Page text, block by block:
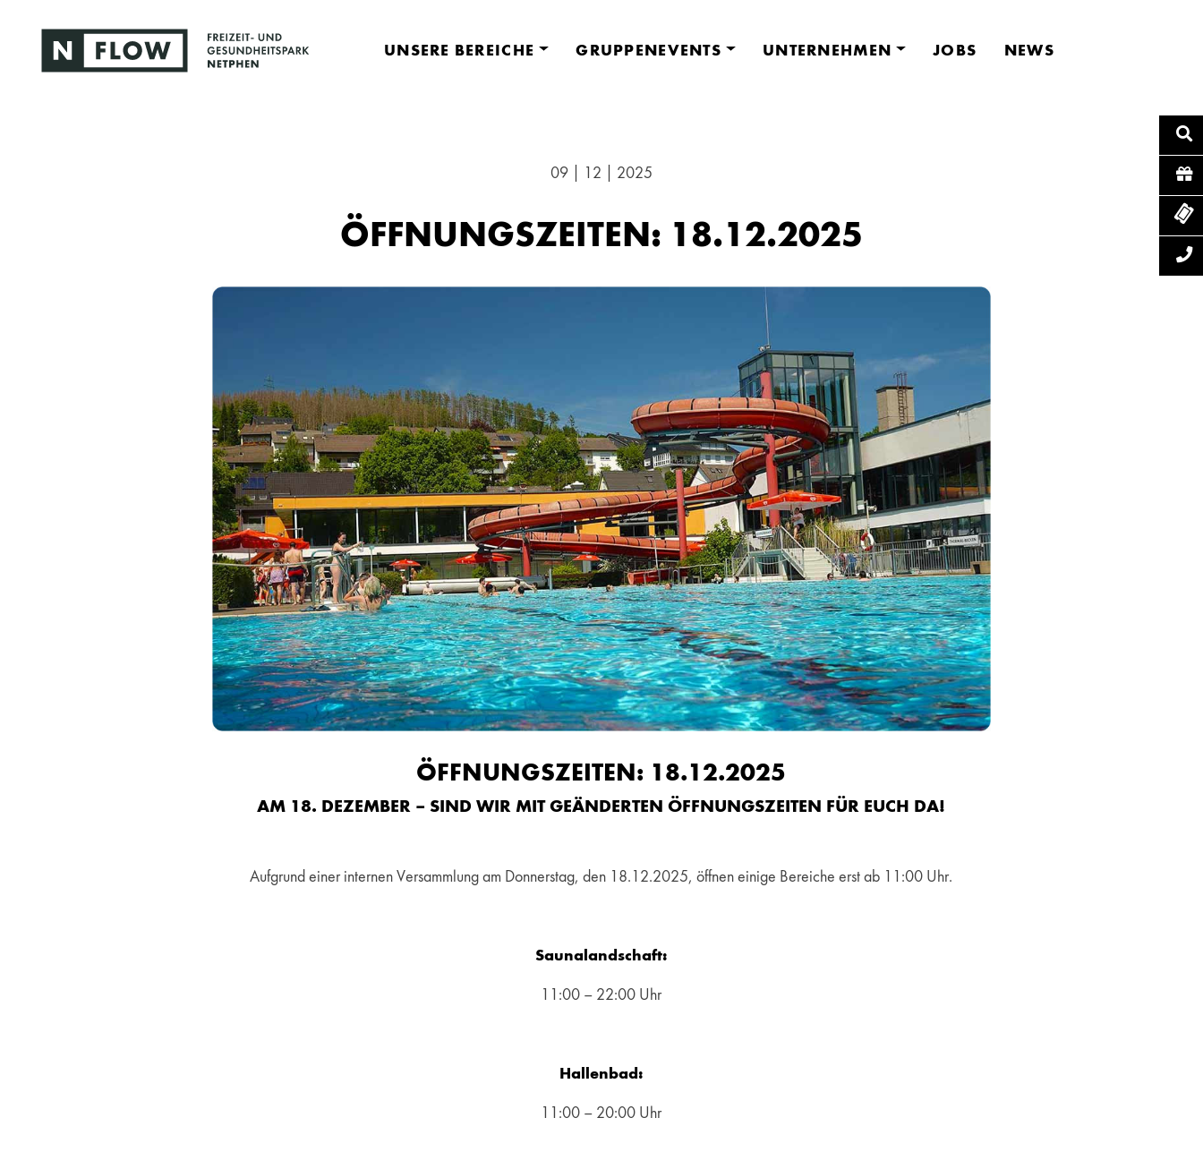
UNSERE BEREICHE GRUPPENEVENTS UNTERNEHMEN JOBS NEWS
09 | 12 | 2025
ÖFFNUNGSZEITEN: 18.12.2025
ÖFFNUNGSZEITEN: 18.12.2025
AM 18. DEZEMBER – SIND WIR MIT GEÄNDERTEN ÖFFNUNGSZEITEN FÜR EUCH DA!
Aufgrund einer internen Versammlung am Donnerstag, den 18.12.2025, öffnen einige Bereiche erst ab 11:00 Uhr.
Saunalandschaft:
11:00 – 22:00 Uhr
Hallenbad:
11:00 – 20:00 Uhr